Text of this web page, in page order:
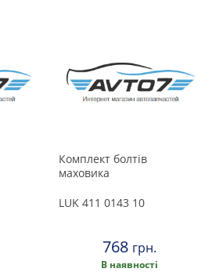
Комплект болтів
маховика
LUK 411 0143 10
768 грн.
В наявності